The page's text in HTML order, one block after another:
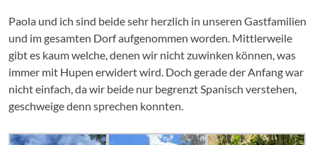
Paola und ich sind beide sehr herzlich in unseren Gastfamilien
und im gesamten Dorf aufgenommen worden. Mittlerweile
gibt es kaum welche, denen wir nicht zuwinken können, was
immer mit Hupen erwidert wird. Doch gerade der Anfang war
nicht einfach, da wir beide nur begrenzt Spanisch verstehen,
geschweige denn sprechen konnten.